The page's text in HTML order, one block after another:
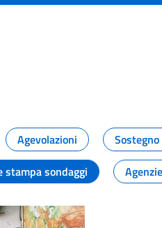
Notizie
Agevolazioni
stampa sondaggi